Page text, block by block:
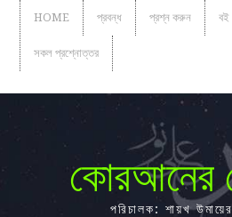
HOME প্রবন্ধ প্রশ্ন করুন বই
সকল প্রশ্নোত্তর
কোরআনের
পরিচালক: শায়খ